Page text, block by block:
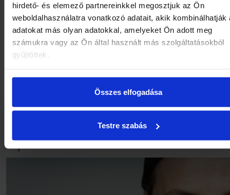
hirdető- és elemező partnereinkkel megosztjuk az Ön
weboldalhasználatra vonatkozó adatait, akik kombinálhatják
adatokat más olyan adatokkal, amelyeket Ön adott meg
számukra vagy az Ön által használt más szolgáltatásokból
gyűjtöttek.
Összes elfogadása
Testre szabás
Komplexní čištění zralé
pleti ultrazvukem